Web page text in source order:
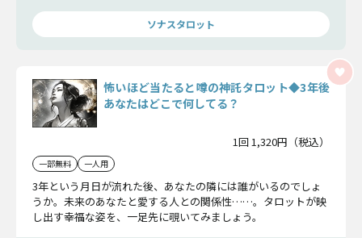
すね。
ソナスタロット
怖いほど当たると噂の神託タロット◆3年後
あなたはどこで何してる？
1回 1,320円（税込）
一部無料 一人用
3年という月日が流れた後、あなたの隣には誰がいるのでしょ
うか。未来のあなたと愛する人との関係性……。タロットが映
し出す幸福な姿を、一足先に覗いてみましょう。